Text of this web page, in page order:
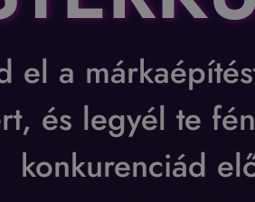
el a
és legyél te
konkurenciád